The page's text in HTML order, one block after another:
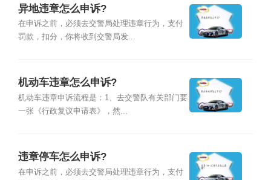
异地违章怎么申诉?
在申诉之前，必须去交警局处理违章行为，支付
罚款，扣分，你将收到交警局发...
机动车违章怎么申诉?
机动车违章申诉流程是：1、去交警队有关部门要
一张《行政复议申请表》，然...
违章停车怎么申诉?
在申诉之前，必须去交警局处理违章行为，支付